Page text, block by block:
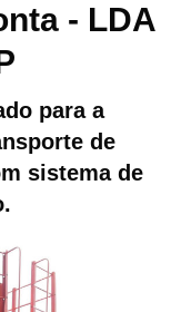
- LDA
para a
de
sistema de